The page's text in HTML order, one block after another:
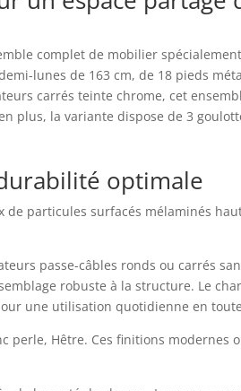
complet de mobilier
lunes de 163 cm, de 18 pieds
carrés teinte chrome, cet
plus, la variante dispose de 3
optimale
particules surfacés mélaminés
passe-câbles ronds ou carrés
robuste à la structure. Le
une utilisation quotidienne en
perle, Hêtre. Ces finitions modernes